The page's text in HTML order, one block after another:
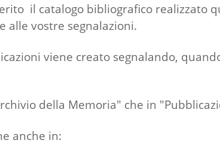
il catalogo bibliografico realizzato
alle vostre segnalazioni.
viene creato segnalando,
della Memoria" che in
anche in: